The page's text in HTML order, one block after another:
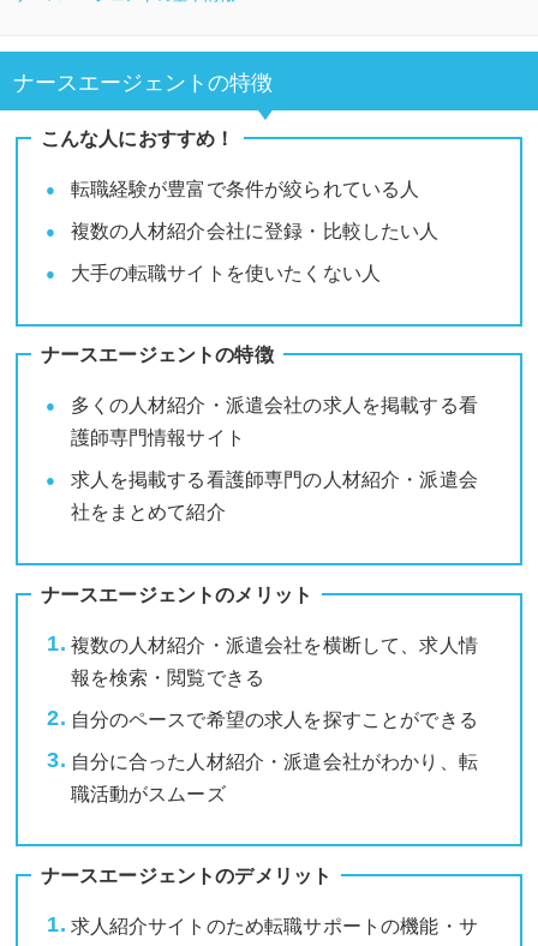
ナースエージェントの特徴
こんな人におすすめ！
転職経験が豊富で条件が絞られている人
複数の人材紹介会社に登録・比較したい人
大手の転職サイトを使いたくない人
ナースエージェントの特徴
多くの人材紹介・派遣会社の求人を掲載する看
護師専門情報サイト
求人を掲載する看護師専門の人材紹介・派遣会
社をまとめて紹介
ナースエージェントのメリット
複数の人材紹介・派遣会社を横断して、求人情
報を検索・閲覧できる
自分のペースで希望の求人を探すことができる
自分に合った人材紹介・派遣会社がわかり、転
職活動がスムーズ
ナースエージェントのデメリット
求人紹介サイトのため転職サポートの機能・サ